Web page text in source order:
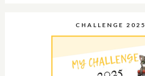
CHALLENGE 2025